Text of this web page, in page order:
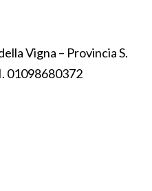
Vigna – Provincia S.
01098680372